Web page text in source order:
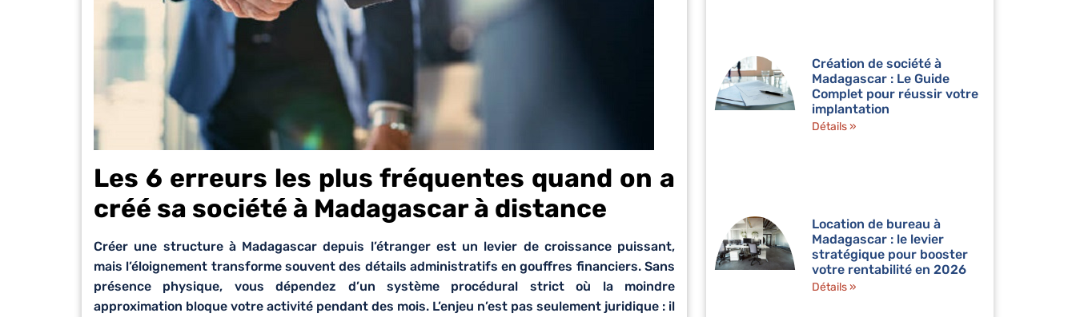
Les 6 erreurs les plus fréquentes quand on a
créé sa société à Madagascar à distance
Créer une structure à Madagascar depuis l’étranger est un levier de croissance puissant,
mais l’éloignement transforme souvent des détails administratifs en gouffres financiers. Sans
présence physique, vous dépendez d’un système procédural strict où la moindre
approximation bloque votre activité pendant des mois. L’enjeu n’est pas seulement juridique : il
Création de société à
Madagascar : Le Guide
Complet pour réussir votre
implantation
Détails »
Location de bureau à
Madagascar : le levier
stratégique pour booster
votre rentabilité en 2026
Détails »